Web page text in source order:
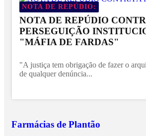
NOTA DE REPÚDIO:
NOTA DE REPÚDIO
PERSEGUIÇÃO
"MÁFIA DE FARDAS"
"A justiça tem obrigação de fazer o
de qualquer denúncia...
Farmácias de Plantão